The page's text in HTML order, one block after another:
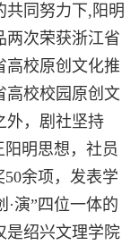
同努力下,阳明
两次荣获浙江省
高校原创文化推
高校校园原创文
外，剧社坚持
阳明思想，社员
余项，发表学
·演”四位一体的
是绍兴文理学院